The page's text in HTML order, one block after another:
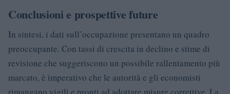
Conclusioni e prospettive future
In sintesi, i dati sull’occupazione presentano un quadro
preoccupante. Con tassi di crescita in declino e stime di
revisione che suggeriscono un possibile rallentamento più
marcato, è imperativo che le autorità e gli economisti
rimangano vigili e pronti ad adottare misure correttive. La